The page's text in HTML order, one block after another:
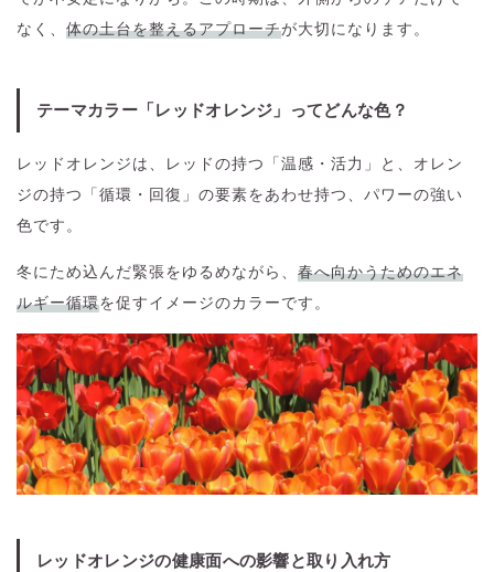
なく、 体の土台を整えるアプローチが大切になります。
テーマカラー「レッドオレンジ」ってどんな色？
レッドオレンジは、レッドの持つ「温感・活力」と、オレン
ジの持つ「循環・回復」の要素をあわせ持つ、パワーの強い
色です。
冬にため込んだ緊張をゆるめながら、 春へ向かうためのエネ
ルギー循環を促すイメージのカラーです。
レッドオレンジの健康面への影響と取り入れ方